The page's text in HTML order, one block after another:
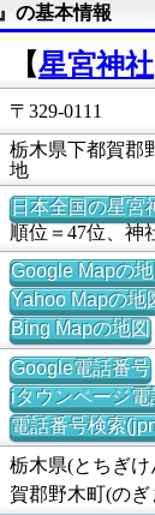
』の基本情報
【星宮神社
〒329-0111
栃木県下都賀郡
地
日本全国の星宮
順位＝47位、神
Google Mapの
Yahoo Mapの地
Bing Mapの地図
Google電話番号
iタウンページ電
電話番号検索
栃木県(とちぎけ
賀郡野木町(のぎ